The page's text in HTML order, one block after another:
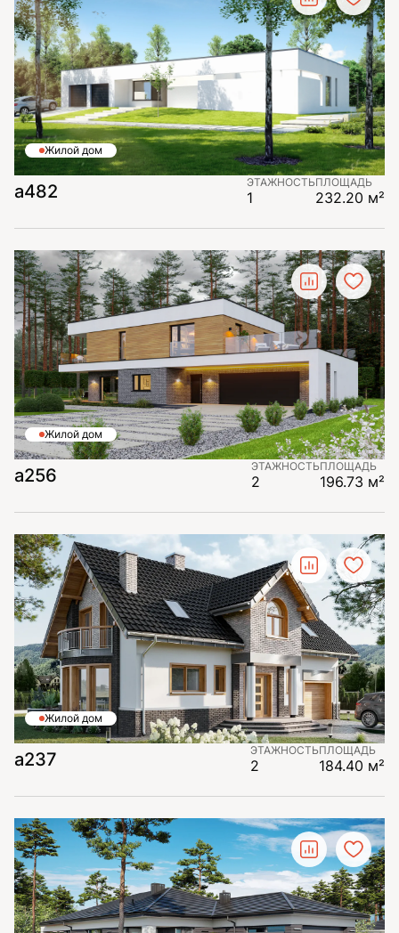
Жилой дом
а482 ЭТАЖНОСТЬ
1
ПЛОЩАДЬ
232.20 м²
Жилой дом
а256 ЭТАЖНОСТЬ
2
ПЛОЩАДЬ
196.73 м²
Жилой дом
a237 ЭТАЖНОСТЬ
2
ПЛОЩАДЬ
184.40 м²